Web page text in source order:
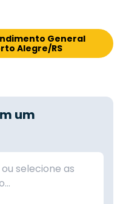
General
Alegre/RS
um